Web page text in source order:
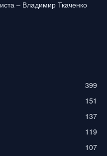
– Владимир Ткаченко
399
151
137
119
107